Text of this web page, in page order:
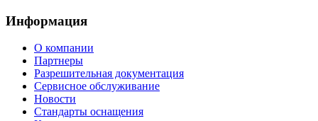
Информация
О компании
Партнеры
Разрешительная документация
Сервисное обслуживание
Новости
Стандарты оснащения